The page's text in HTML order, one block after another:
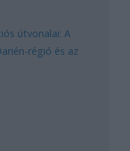
útvonalai: A
régió és az